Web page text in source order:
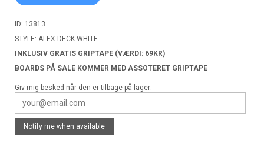
ID: 13813
STYLE: ALEX-DECK-WHITE
INKLUSIV GRATIS GRIPTAPE (VÆRDI: 69KR)
BOARDS PÅ SALE KOMMER MED ASSOTERET GRIPTAPE
Giv mig besked når den er tilbage på lager:
Notify me when available